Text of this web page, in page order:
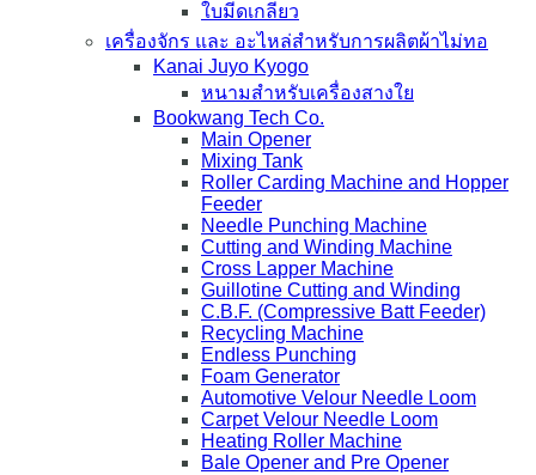
ใบมีดเกลียว
เครื่องจักร และ อะไหล่สำหรับการผลิตผ้าไม่ทอ
Kanai Juyo Kyogo
หนามสำหรับเครื่องสางใย
Bookwang Tech Co.
Main Opener
Mixing Tank
Roller Carding Machine and Hopper
Feeder
Needle Punching Machine
Cutting and Winding Machine
Cross Lapper Machine
Guillotine Cutting and Winding
C.B.F. (Compressive Batt Feeder)
Recycling Machine
Endless Punching
Foam Generator
Automotive Velour Needle Loom
Carpet Velour Needle Loom
Heating Roller Machine
Bale Opener and Pre Opener